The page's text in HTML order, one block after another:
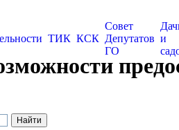
ТИК КСК
Совет
Депутатов
ГО
и